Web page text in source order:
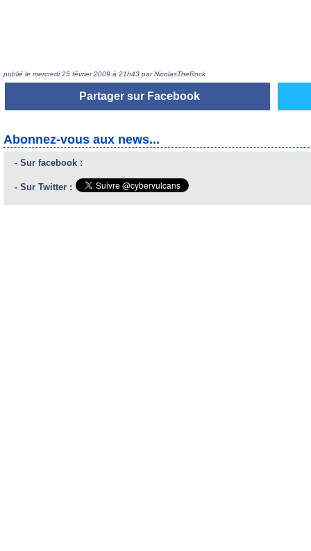
publié le mercredi 25 février 2009 à 21h43 par NicolasTheRock
Partager sur Facebook
Abonnez-vous aux news...
- Sur facebook :
- Sur Twitter :